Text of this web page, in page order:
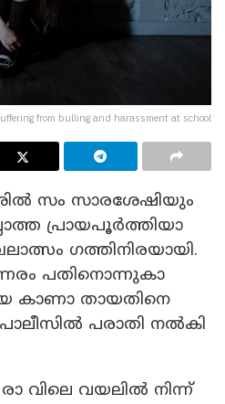
from bulling and harassment at school
സം സാരശേഷിയും
പ്രായപൂർത്തിയാ
ഗത്തിനിരയായി.
പതിനൊന്നുകാ
കാണാ തായതിനെ
പരാതി നൽകി
വിലെ വയലിൽ നിന്ന്